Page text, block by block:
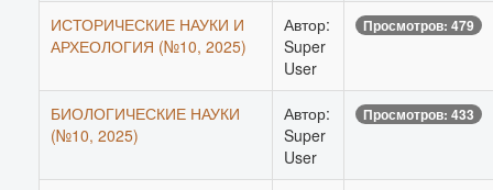
ИСТОРИЧЕСКИЕ НАУКИ И
АРХЕОЛОГИЯ (№10, 2025)
Автор:
Super
User
Просмотров: 479
БИОЛОГИЧЕСКИЕ НАУКИ
(№10, 2025)
Автор:
Super
User
Просмотров: 433